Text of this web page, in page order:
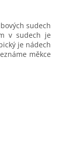
sudech
v sudech je
je nádech
měkce